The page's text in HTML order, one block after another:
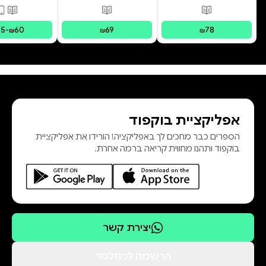
פורמטים זמינים מודפס
₪78
פורמטים זמינים מודפס
₪69
-₪60
אפליקציית בוקפוד
הספרים כבר מחכים לך באפליקציה! הורידו את אפליקציית
בוקפוד ותהנו מחווית קריאה ברמה אחרת.
יצירת קשר